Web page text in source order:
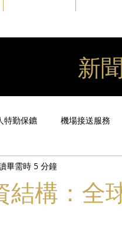
新
特勤保鑣 機場接送服務
活動禮賓接待
結構：全
畢需時 5 分鐘